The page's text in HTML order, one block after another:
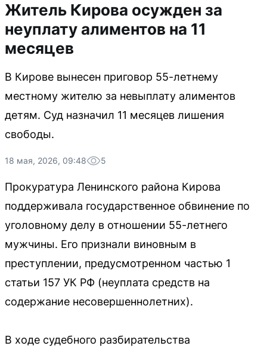
Житель Кирова осужден за
неуплату алиментов на 11
месяцев
В Кирове вынесен приговор 55-летнему
местному жителю за невыплату алиментов
детям. Суд назначил 11 месяцев лишения
свободы.
18 мая, 2026, 09:48 5
Прокуратура Ленинского района Кирова
поддерживала государственное обвинение по
уголовному делу в отношении 55-летнего
мужчины. Его признали виновным в
преступлении, предусмотренном частью 1
статьи 157 УК РФ (неуплата средств на
содержание несовершеннолетних).
В ходе судебного разбирательства